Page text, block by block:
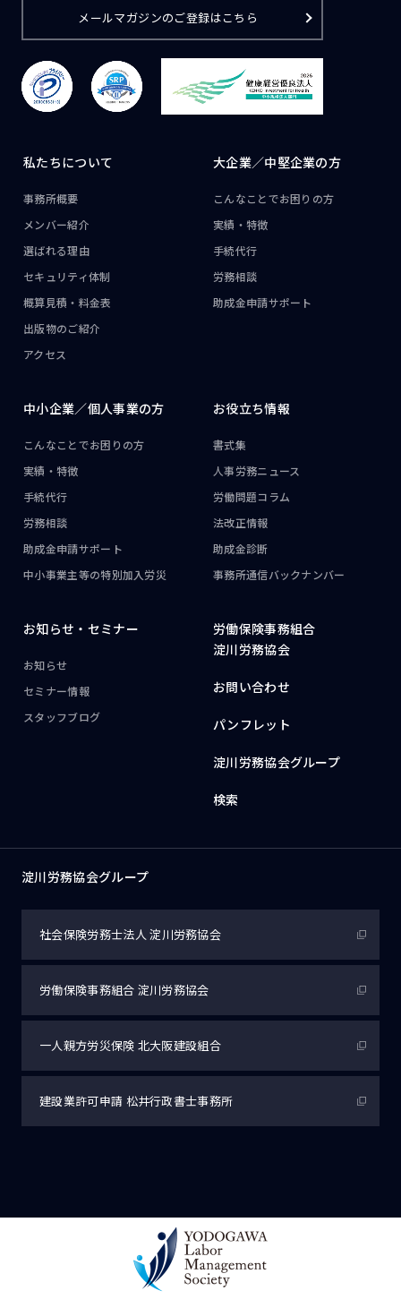
メールマガジンのご登録はこちら
私たちについて
事務所概要
メンバー紹介
選ばれる理由
セキュリティ体制
概算見積・料金表
出版物のご紹介
アクセス
大企業／中堅企業の方
こんなことでお困りの方
実績・特徴
手続代行
労務相談
助成金申請サポート
中小企業／個人事業の方
こんなことでお困りの方
実績・特徴
手続代行
労務相談
助成金申請サポート
中小事業主等の特別加入労災
お役立ち情報
書式集
人事労務ニュース
労働問題コラム
法改正情報
助成金診断
事務所通信バックナンバー
お知らせ・ セミナー
お知らせ
セミナー情報
スタッフブログ
労働保険事務組合
淀川労務協会
お問い合わせ
パンフレット
淀川労務協会グループ
検索
淀川労務協会グループ
社会保険労務士法人淀川労務協会
労働保険事務組合 淀川労務協会
一人親方労災保険 北大阪建設組合
建設業許可申請 松井行政書士事務所